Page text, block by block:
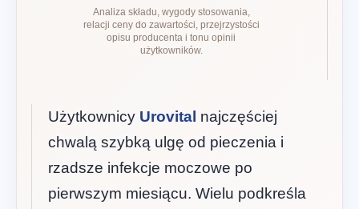
Analiza składu, wygody stosowania,
relacji ceny do zawartości, przejrzystości
opisu producenta i tonu opinii
użytkowników.
Użytkownicy Urovital najczęściej
chwalą szybką ulgę od pieczenia i
rzadsze infekcje moczowe po
pierwszym miesiącu. Wielu podkreśla